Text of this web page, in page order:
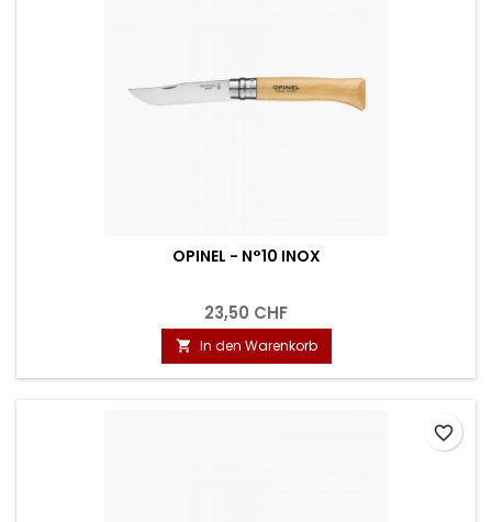
OPINEL - N°10 INOX
23,50 CHF
 In den Warenkorb
favorite_border